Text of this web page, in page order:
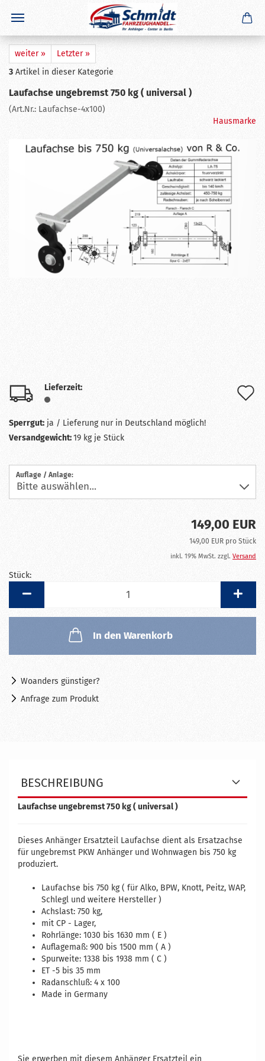
weiter »
Letzter »
3 Artikel in dieser Kategorie
Laufachse ungebremst 750 kg ( universal )
(Art.Nr.: Laufachse-4x100)
Hausmarke
Lieferzeit:
Sperrgut: ja / Lieferung nur in Deutschland möglich!
Versandgewicht:19 kg je Stück
Auflage / Anlage:
149,00 EUR
149,00 EUR pro Stück
inkl. 19% MwSt. zzgl. Versand
Stück:
In den Warenkorb
Woanders günstiger?
Anfrage zum Produkt
BESCHREIBUNG
Laufachse ungebremst 750 kg ( universal )
Dieses Anhänger Ersatzteil Laufachse dient als Ersatzachse
für ungebremst PKW Anhänger und Wohnwagen bis 750 kg
produziert.
Laufachse bis 750 kg ( für Alko, BPW, Knott, Peitz, WAP,
Schlegl und weitere Hersteller )
Achslast: 750 kg,
mit CP - Lager,
Rohrlänge: 1030 bis 1630 mm ( E )
Auflagemaß: 900 bis 1500 mm ( A )
Spurweite: 1338 bis 1938 mm ( C )
ET -5 bis 35 mm
Radanschluß: 4 x 100
Made in Germany
Sie erwerben mit diesem Anhänger Ersatzteil ein
×
M. B. hatStema Anhänger rote Sicherung -
Heckklappe Basic Griff Bordwandverschluß 1 Paar
★★★★☆
Ausblenden